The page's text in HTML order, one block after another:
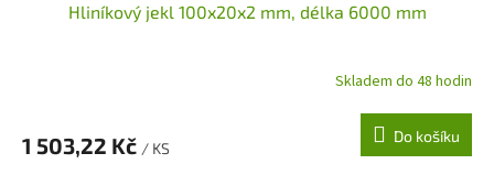
Hliníkový jekl 100x20x2 mm, délka 6000 mm
Skladem do 48 hodin
1 503,22 Kč / KS
Do košíku